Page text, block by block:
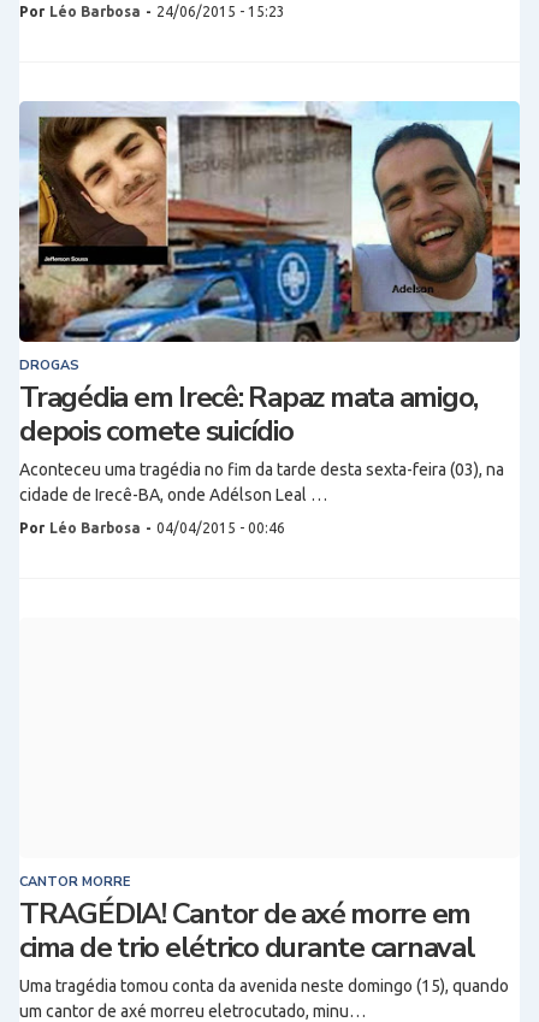
Por Léo Barbosa - 24/06/2015 - 15:23
DROGAS
Tragédia em Irecê: Rapaz mata amigo,
depois comete suicídio
Aconteceu uma tragédia no fim da tarde desta sexta-feira (03), na
cidade de Irecê-BA, onde Adélson Leal …
Por Léo Barbosa - 04/04/2015 - 00:46
CANTOR MORRE
TRAGÉDIA! Cantor de axé morre em
cima de trio elétrico durante carnaval
Uma tragédia tomou conta da avenida neste domingo (15), quando
um cantor de axé morreu eletrocutado, minu…